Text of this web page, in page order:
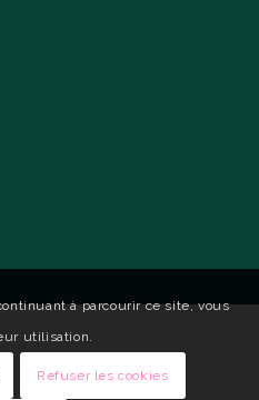
à parcourir ce site, vous
utilisation.
Refuser les cookies